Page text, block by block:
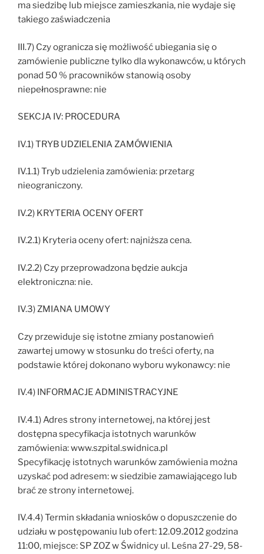
ma siedzibę lub miejsce zamieszkania, nie wydaje się
takiego zaświadczenia
III.7) Czy ogranicza się możliwość ubiegania się o
zamówienie publiczne tylko dla wykonawców, u których
ponad 50 % pracowników stanowią osoby
niepełnosprawne: nie
SEKCJA IV: PROCEDURA
IV.1) TRYB UDZIELENIA ZAMÓWIENIA
IV.1.1) Tryb udzielenia zamówienia: przetarg
nieograniczony.
IV.2) KRYTERIA OCENY OFERT
IV.2.1) Kryteria oceny ofert: najniższa cena.
IV.2.2) Czy przeprowadzona będzie aukcja
elektroniczna: nie.
IV.3) ZMIANA UMOWY
Czy przewiduje się istotne zmiany postanowień
zawartej umowy w stosunku do treści oferty, na
podstawie której dokonano wyboru wykonawcy: nie
IV.4) INFORMACJE ADMINISTRACYJNE
IV.4.1) Adres strony internetowej, na której jest
dostępna specyfikacja istotnych warunków
zamówienia: www.szpital.swidnica.pl
Specyfikację istotnych warunków zamówienia można
uzyskać pod adresem: w siedzibie zamawiającego lub
brać ze strony internetowej.
IV.4.4) Termin składania wniosków o dopuszczenie do
udziału w postępowaniu lub ofert: 12.09.2012 godzina
11:00, miejsce: SP ZOZ w Świdnicy ul. Leśna 27-29, 58-